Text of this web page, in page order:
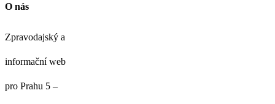
O nás
Zpravodajský a
informační web
pro Prahu 5 –